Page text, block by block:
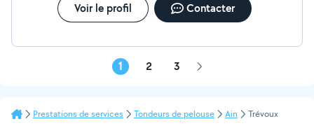
Voir le profil Contacter
1 2 3 Page
Prestations de services Tondeurs de pelouse Ain Trévoux